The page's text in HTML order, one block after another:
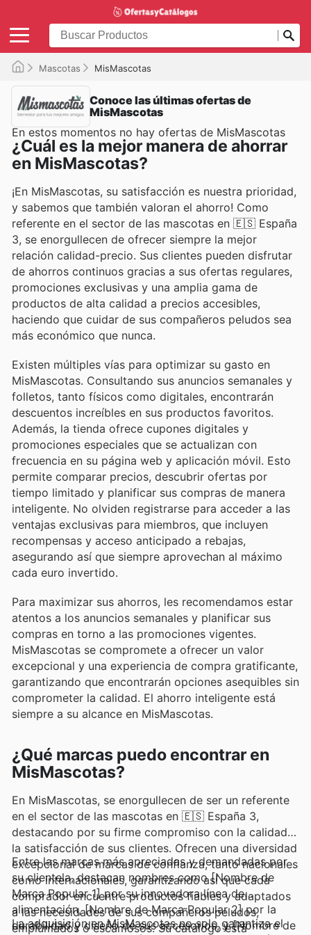
Mascotas MisMascotas
Conoce las últimas ofertas de
MisMascotas
En estos momentos no hay ofertas de MisMascotas
¿Cuál es la mejor manera de ahorrar
en MisMascotas?
¡En MisMascotas, su satisfacción es nuestra prioridad,
y sabemos que también valoran el ahorro! Como
referente en el sector de las mascotas en 🇪🇸 España
3, se enorgullecen de ofrecer siempre la mejor
relación calidad-precio. Sus clientes pueden disfrutar
de ahorros continuos gracias a sus ofertas regulares,
promociones exclusivas y una amplia gama de
productos de alta calidad a precios accesibles,
haciendo que cuidar de sus compañeros peludos sea
más económico que nunca.
Existen múltiples vías para optimizar su gasto en
MisMascotas. Consultando sus anuncios semanales y
folletos, tanto físicos como digitales, encontrarán
descuentos increíbles en sus productos favoritos.
Además, la tienda ofrece cupones digitales y
promociones especiales que se actualizan con
frecuencia en su página web y aplicación móvil. Esto
permite comparar precios, descubrir ofertas por
tiempo limitado y planificar sus compras de manera
inteligente. No olviden registrarse para acceder a las
ventajas exclusivas para miembros, que incluyen
recompensas y acceso anticipado a rebajas,
asegurando así que siempre aprovechan al máximo
cada euro invertido.
Para maximizar sus ahorros, les recomendamos estar
atentos a los anuncios semanales y planificar sus
compras en torno a las promociones vigentes.
MisMascotas se compromete a ofrecer un valor
excepcional y una experiencia de compra gratificante,
garantizando que encontrarán opciones asequibles sin
comprometer la calidad. El ahorro inteligente está
siempre a su alcance en MisMascotas.
¿Qué marcas puedo encontrar en
MisMascotas?
En MisMascotas, se enorgullecen de ser un referente
en el sector de las mascotas en 🇪🇸 España 3,
destacando por su firme compromiso con la calidad y
la satisfacción de sus clientes. Ofrecen una diversidad
excepcional de marcas de confianza, tanto nacionales
como internacionales, garantizando así que cada
comprador encuentre productos fiables y adaptados
a las necesidades de sus compañeros peludos,
emplumados o escamosos. Su catálogo está
Entre las marcas más apreciadas y demandadas por
su clientela, destacan nombres como [Nombre de
Marca Popular 1] por su innovadora línea de
alimentación, [Nombre de Marca Popular 2] por la
durabilidad y diseño de sus accesorios, y [Nombre de
La adquisición en MisMascotas no solo garantiza el